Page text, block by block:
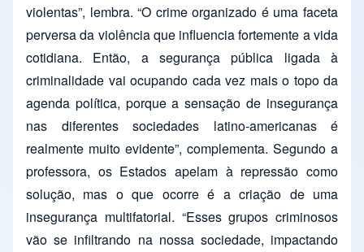
violentas”, lembra. “O crime organizado é uma faceta
perversa da violência que influencia fortemente a vida
cotidiana. Então, a segurança pública ligada à
criminalidade vai ocupando cada vez mais o topo da
agenda política, porque a sensação de insegurança
nas diferentes sociedades latino-americanas é
realmente muito evidente”, complementa. Segundo a
professora, os Estados apelam à repressão como
solução, mas o que ocorre é a criação de uma
insegurança multifatorial. “Esses grupos criminosos
vão se infiltrando na nossa sociedade, impactando